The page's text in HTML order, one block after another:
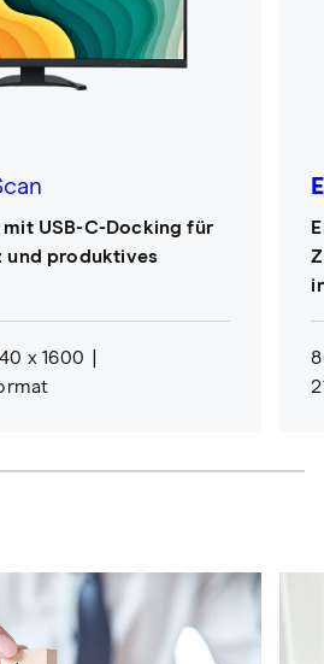
USB-C-Docking für
und produktives
x 1600